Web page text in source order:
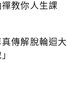
教你人生課
真傳解脫輪迴